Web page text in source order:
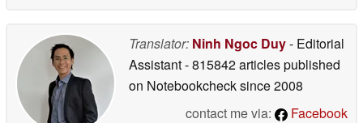
Translator: Ninh Ngoc Duy- Editorial
Assistant- 815842 articles published
on Notebookchecksince 2008
contact me via:
Facebook